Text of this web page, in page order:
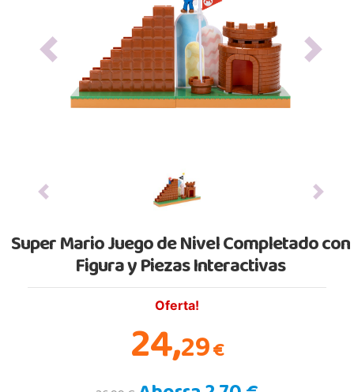
Previous Next
Previous Next
Super Mario Juego de Nivel Completado con
Figura y Piezas Interactivas
Oferta!
24,29€